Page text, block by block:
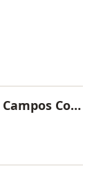
Dra. Mariana Álvares de Campos Cordeiro